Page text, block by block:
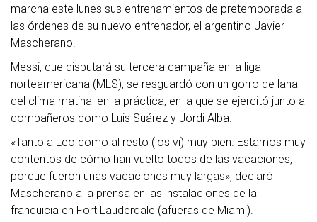
marcha este lunes sus entrenamientos de pretemporada a
las órdenes de su nuevo entrenador, el argentino Javier
Mascherano.
Messi, que disputará su tercera campaña en la liga
norteamericana (MLS), se resguardó con un gorro de lana
del clima matinal en la práctica, en la que se ejercitó junto a
compañeros como Luis Suárez y Jordi Alba.
«Tanto a Leo como al resto (los vi) muy bien. Estamos muy
contentos de cómo han vuelto todos de las vacaciones,
porque fueron unas vacaciones muy largas», declaró
Mascherano a la prensa en las instalaciones de la
franquicia en Fort Lauderdale (afueras de Miami).